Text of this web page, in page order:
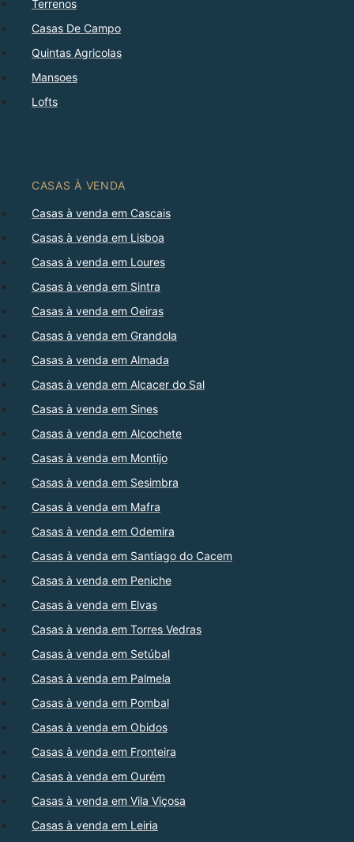
Terrenos
Casas De Campo
Quintas Agricolas
Mansoes
Lofts
CASAS À VENDA
Casas à venda em Cascais
Casas à venda em Lisboa
Casas à venda em Loures
Casas à venda em Sintra
Casas à venda em Oeiras
Casas à venda em Grandola
Casas à venda em Almada
Casas à venda em Alcacer do Sal
Casas à venda em Sines
Casas à venda em Alcochete
Casas à venda em Montijo
Casas à venda em Sesimbra
Casas à venda em Mafra
Casas à venda em Odemira
Casas à venda em Santiago do Cacem
Casas à venda em Peniche
Casas à venda em Elvas
Casas à venda em Torres Vedras
Casas à venda em Setúbal
Casas à venda em Palmela
Casas à venda em Pombal
Casas à venda em Obidos
Casas à venda em Fronteira
Casas à venda em Ourém
Casas à venda em Vila Viçosa
Casas à venda em Leiria